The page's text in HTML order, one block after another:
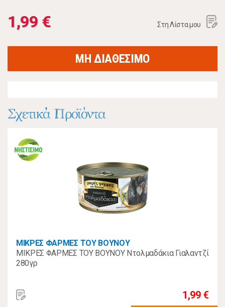
1,99 € Στη Λίστα μου
ΜΗ ΔΙΑΘΕΣΙΜΟ
Σχετικά Προϊόντα
ΜΙΚΡΕΣ ΦΑΡΜΕΣ ΤΟΥ ΒΟΥΝΟΥ
ΜΙΚΡΕΣ ΦΑΡΜΕΣ ΤΟΥ ΒΟΥΝΟΥ Ντολμαδάκια Γιαλαντζί
280γρ
1,99 €